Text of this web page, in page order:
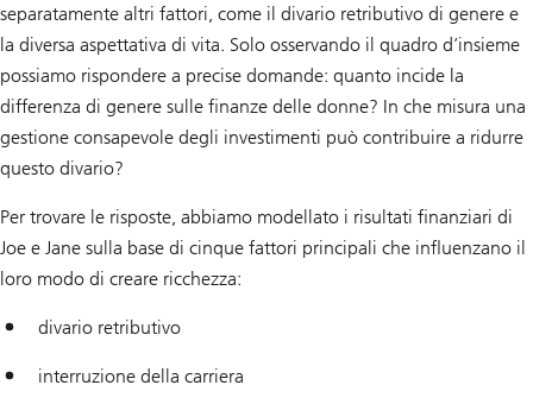
separatamente altri fattori, come il divario retributivo di genere e
la diversa aspettativa di vita. Solo osservando il quadro d’insieme
possiamo rispondere a precise domande: quanto incide la
differenza di genere sulle finanze delle donne? In che misura una
gestione consapevole degli investimenti può contribuire a ridurre
questo divario?
Per trovare le risposte, abbiamo modellato i risultati finanziari di
Joe e Jane sulla base di cinque fattori principali che influenzano il
loro modo di creare ricchezza:
divario retributivo
interruzione della carriera